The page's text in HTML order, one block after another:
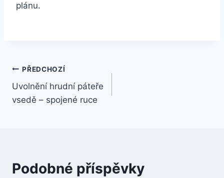
plánu.
Navigace
pro
PŘEDCHOZÍ
Uvolnění hrudní páteře
vsedě – spojené ruce
Podobné příspěvky